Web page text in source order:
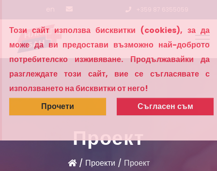
Проект
Проекти Проект
Този сайт използва бисквитки (cookies), за да
може да ви предостави възможно най-доброто
потребителско изживяване. Продължавайки да
разглеждате този сайт, вие се съгласявате с
използването на бисквитки от него!
Прочети
Съгласен съм